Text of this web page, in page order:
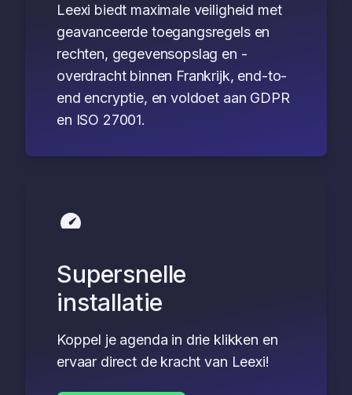
Leexi biedt maximale veiligheid met
geavanceerde toegangsregels en
rechten, gegevensopslag en -
overdracht binnen Frankrijk, end-to-
end encryptie, en voldoet aan GDPR
en ISO 27001.
Supersnelle
installatie
Koppel je agenda in drie klikken en
ervaar direct de kracht van Leexi!